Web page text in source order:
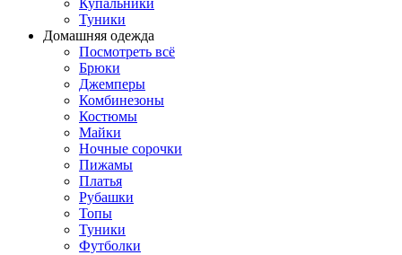
Туники
Домашняя одежда
Посмотреть всё
Брюки
Джемперы
Комбинезоны
Костюмы
Майки
Ночные сорочки
Пижамы
Платья
Рубашки
Топы
Туники
Футболки